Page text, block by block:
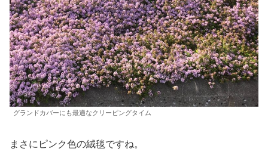
グランドカバーにも最適なクリーピングタイム
まさにピンク色の絨毯ですね。